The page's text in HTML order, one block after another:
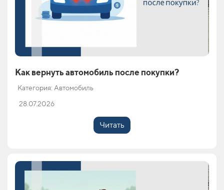
Как вернуть автомобиль после покупки?
Категория: Автомобиль
28.07.2026
Читать